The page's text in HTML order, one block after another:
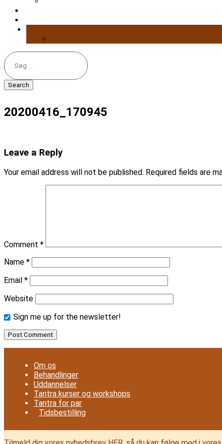
Search
for:
20200416_170945
Leave a Reply
Your email address will not be published. Required fields are
Comment *
Name *
Email *
Website
Sign me up for the newsletter!
Om os
Behandlinger
Uddannelser
Tantra kurser og workshops
Tantra for par
Tidsbestilling